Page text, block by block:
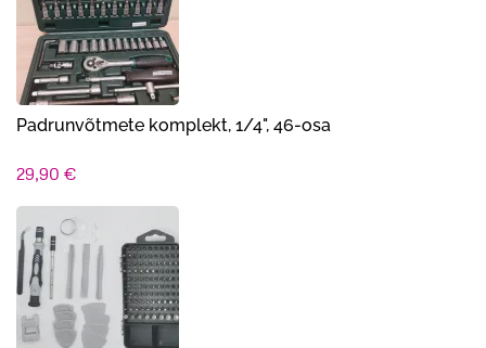
Padrunvõtmete komplekt, 1/4", 46-osa
29,90 €